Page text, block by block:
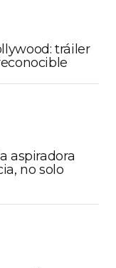
tráiler
aspiradora
no solo